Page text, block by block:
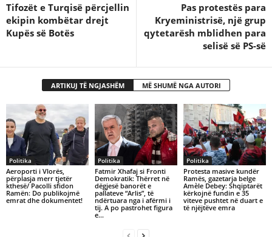
Tifozët e Turqisë përcjellin
ekipin kombëtar drejt
Kupës së Botës
Pas protestës para
Kryeministrisë, një grup
qytetarësh mblidhen para
selisë së PS-së
ARTIKUJ TË NGJASHËM MË SHUMË NGA AUTORI
Politika
Aeroporti i Vlorës,
përplasja merr tjetër
kthesë/ Pacolli sfidon
Ramën: Do publikojmë
emrat dhe dokumentet!
Politika
Fatmir Xhafaj si Fronti
Demokratik: Thërret në
dëgjesë banorët e
pallateve “Arlis”, të
ndërtuara nga i afërmi i
tij. A po pastrohet figura
e...
Politika
Protesta masive kundër
Ramës, gazetarja belge
Amèle Debey: Shqiptarët
kërkojnë fundin e 35
viteve pushtet në duart e
të njëjtëve emra